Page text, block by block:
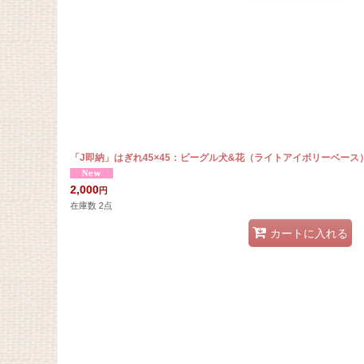
「J即納」はぎれ45×45：ビーグル犬&花（ライトアイボリーベース）
2,000円
在庫数 2点
カートに入れる